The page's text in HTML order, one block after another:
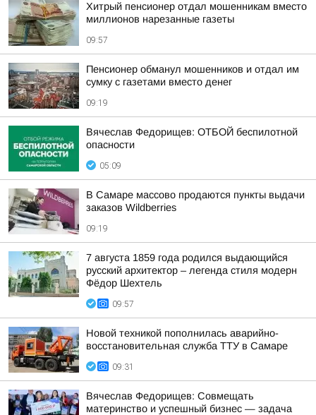
Хитрый пенсионер отдал мошенникам вместо
миллионов нарезанные газеты
09:57
Пенсионер обманул мошенников и отдал им
сумку с газетами вместо денег
09:19
Вячеслав Федорищев: ОТБОЙ беспилотной
опасности
05:09
В Самаре массово продаются пункты выдачи
заказов Wildberries
09:19
7 августа 1859 года родился выдающийся
русский архитектор – легенда стиля модерн
Фёдор Шехтель
09:57
Новой техникой пополнилась аварийно-
восстановительная служба ТТУ в Самаре
09:31
Вячеслав Федорищев: Совмещать
материнство и успешный бизнес — задача